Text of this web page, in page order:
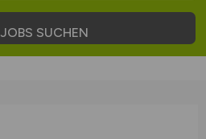
JOBS SUCHEN